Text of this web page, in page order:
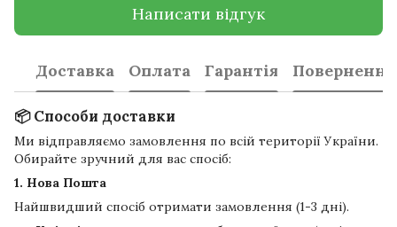
Написати відгук
Доставка Оплата Гарантія Повернення
📦 Способи доставки
Ми відправляємо замовлення по всій території України.
Обирайте зручний для вас спосіб:
1. Нова Пошта
Найшвидший спосіб отримати замовлення (1-3 дні).